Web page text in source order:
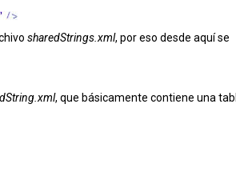
sharedStrings.xml, por eso desde aquí se
, que básicamente contiene una